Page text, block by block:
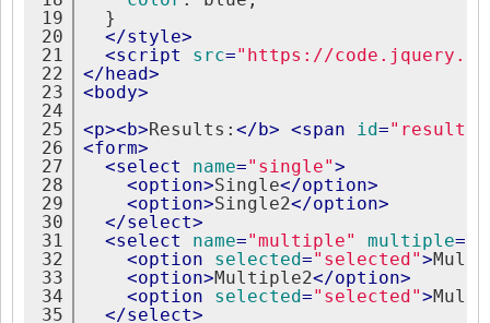
19
20
21
22
23
24
25
26
27
28
29
30
31
32
33
34
35
}
</style>
<script src="https://
</head>
<body>
<p><b>Results: </b> <span id="results"
<form>
<select name="single">
<option>Single</option>
<option>Single2</option>
</select>
<select name="multiple" multiple=
<option selected="selected">
<option>Multiple2</option>
<option selected="selected">
</select>